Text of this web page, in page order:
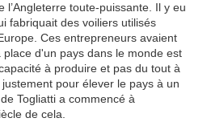
l’Angleterre toute-puissante. Il y eu
fabriquait des voiliers utilisés
Ces entrepreneurs avaient
d'un pays dans le monde est
à produire et pas du tout à
pour élever le pays à un
Togliatti a commencé à
de cela.